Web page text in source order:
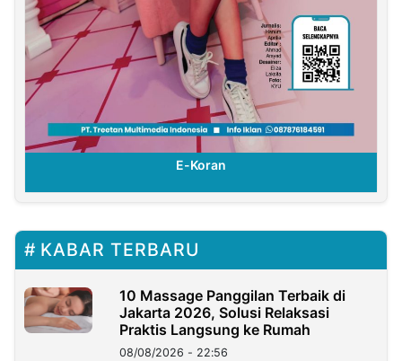
E-Koran
KABAR TERBARU
10 Massage Panggilan Terbaik di
Jakarta 2026, Solusi Relaksasi
Praktis Langsung ke Rumah
08/08/2026 - 22:56